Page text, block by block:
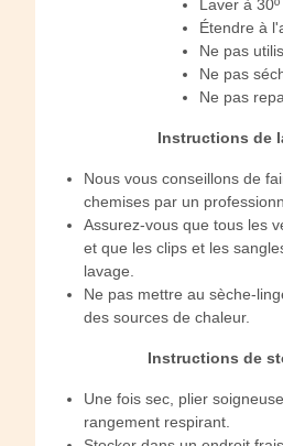
Laver à 30º
Étendre à
Ne pas
Ne pas
Ne pas
Instructions de
Nous vous conseillons de
chemises par un
Assurez-vous que tous les
et que les clips et les
lavage.
Ne pas mettre au sèche-
des sources de chaleur.
Instructions de
Une fois sec, plier
rangement respirant.